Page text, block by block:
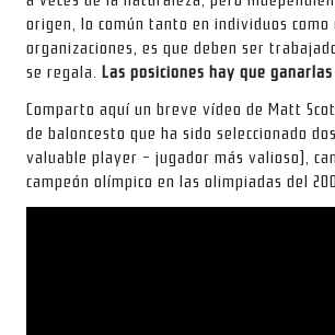
origen, lo común tanto en individuos como
organizaciones, es que deben ser
se regala. Las posiciones hay que
Comparto aquí un breve vídeo de Matt
de baloncesto que ha sido seleccionado
valuable player – jugador más valioso),
campeón olímpico en las olimpiadas del